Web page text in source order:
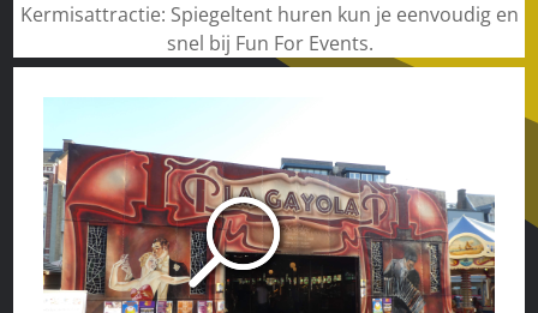
Kermisattractie: Spiegeltent huren kun je eenvoudig en
snel bij Fun For Events.